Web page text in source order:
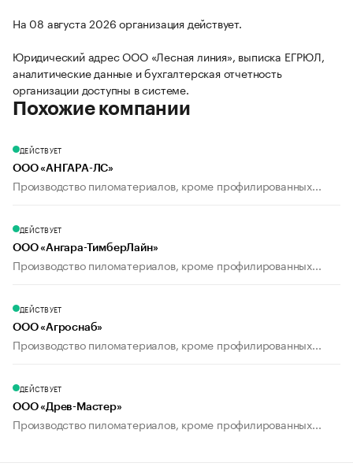
На 08 августа 2026 организация действует.
Юридический адрес ООО «Лесная линия», выписка ЕГРЮЛ,
аналитические данные и бухгалтерская отчетность
организации доступны в системе.
Похожие компании
ДЕЙСТВУЕТ
ООО «АНГАРА-ЛС»
Производство пиломатериалов, кроме профилированных...
ДЕЙСТВУЕТ
ООО «Ангара-ТимберЛайн»
Производство пиломатериалов, кроме профилированных...
ДЕЙСТВУЕТ
ООО «Агроснаб»
Производство пиломатериалов, кроме профилированных...
ДЕЙСТВУЕТ
ООО «Древ-Мастер»
Производство пиломатериалов, кроме профилированных...